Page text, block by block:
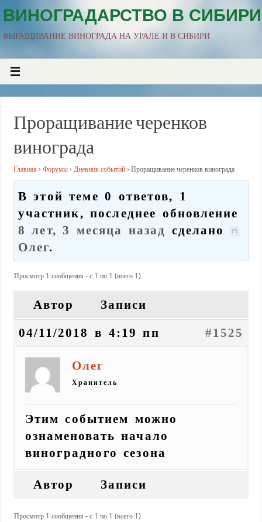
ВИНОГРАДАРСТВО В СИБИРИ
ВЫРАЩИВАНИЕ ВИНОГРАДА НА УРАЛЕ И В СИБИРИ
Проращивание черенков
винограда
Главная › Форумы › Дневник событий › Проращивание черенков винограда
В этой теме 0 ответов, 1
участник, последнее обновление
8 лет, 3 месяца назад сделано
Олег.
Просмотр 1 сообщения - с 1 по 1 (всего 1)
Автор
Записи
04/11/2018 в 4:19 пп
#1525
Олег
Хранитель
Этим событием можно
ознаменовать начало
виноградного сезона
Автор Записи
Просмотр 1 сообщения - с 1 по 1 (всего 1)